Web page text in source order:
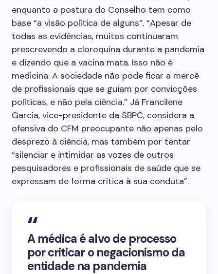
enquanto a postura do Conselho tem como
base “a visão política de alguns”. “Apesar de
todas as evidências, muitos continuaram
prescrevendo a cloroquina durante a pandemia
e dizendo que a vacina mata. Isso não é
medicina. A sociedade não pode ficar a mercê
de profissionais que se guiam por convicções
políticas, e não pela ciência.” Já Francilene
Garcia, vice-presidente da SBPC, considera a
ofensiva do CFM preo­cupante não apenas pelo
desprezo à ciência, mas também por tentar
“silenciar e intimidar as vozes de outros
pesquisadores e profissionais de saúde que se
expressam de forma crítica à sua conduta”.
A médica é alvo de processo
por criticar o negacionismo da
entidade na pandemia